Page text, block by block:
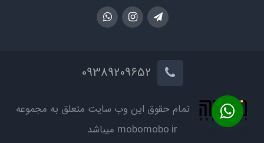
تمام حقوق این وب سایت متعلق به مجموعه
mobomobo.ir میباشد